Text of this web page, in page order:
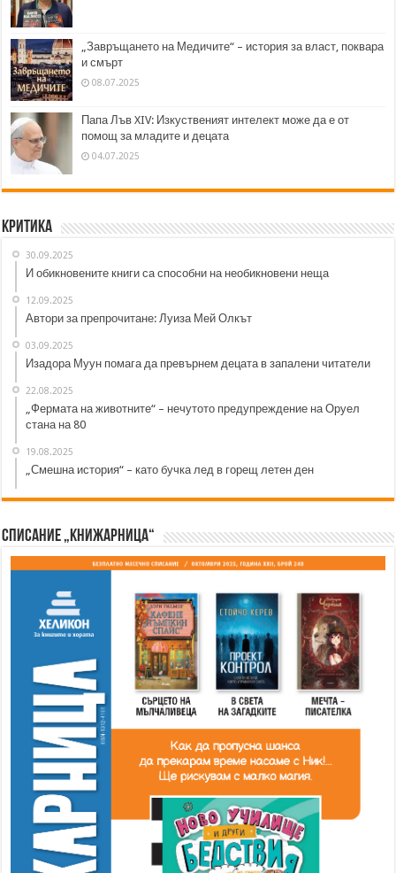
„Завръщането на Медичите“ – история за власт, поквара
и смърт
08.07.2025
Папа Лъв XIV: Изкуственият интелект може да е от
помощ за младите и децата
04.07.2025
Критика
30.09.2025
И обикновените книги са способни на необикновени неща
12.09.2025
Автори за препрочитане: Луиза Мей Олкът
03.09.2025
Изадора Муун помага да превърнем децата в запалени читатели
22.08.2025
„Фермата на животните“ – нечутото предупреждение на Оруел
стана на 80
19.08.2025
„Смешна история“ – като бучка лед в горещ летен ден
Списание „Книжарница“